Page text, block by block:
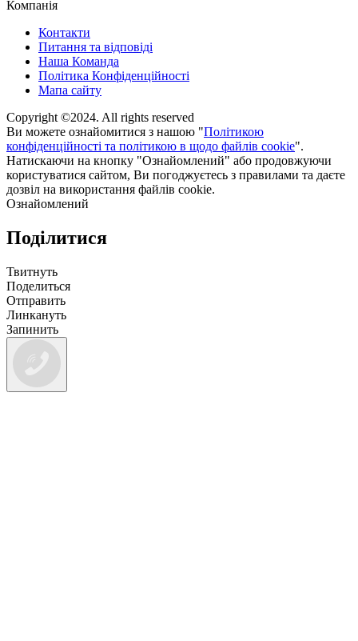
Компанія
Контакти
Питання та відповіді
Наша Команда
Політика Конфіденційності
Мапа сайту
Copyright ©2024. All rights reserved
Ви можете ознайомитися з нашою "Політикою
конфіденційності та політикою в щодо файлів cookie".
Натискаючи на кнопку "Ознайомлений" або продовжуючи
користуватися сайтом, Ви погоджуєтесь з правилами та даєте
дозвіл на використання файлів cookie.
Ознайомлений
Поділитися
Твитнуть
Поделиться
Отправить
Линкануть
Запинить